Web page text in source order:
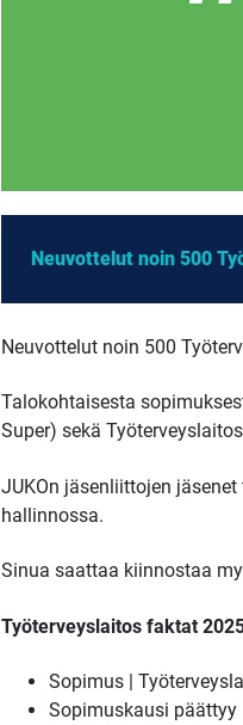
Neuvottelut noin 500
Neuvottelut noin 500
Talokohtaisesta
Super) sekä
JUKOn jäsenliittojen
hallinnossa.
Sinua saattaa kiinnostaa
Työterveyslaitos faktat
Sopimus |
Sopimuskausi päättyy